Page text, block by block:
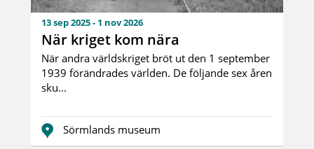
13 sep 2025 - 1 nov 2026
När kriget kom nära
När andra världskriget bröt ut den 1 september
1939 förändrades världen. De följande sex åren
sku...
Sörmlands museum